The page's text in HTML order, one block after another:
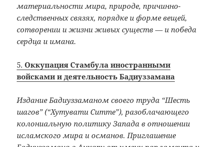
материальности мира, природе, причинно-
следственных связях, порядке и форме вещей,
сотворении и жизни живых существ — и победа
сердца и имана.
5.Оккупация Стамбула иностранными
войсками и деятельность Бадиуззамана
Издание Бадиуззаманом своего труда “Шесть
шагов” (“Хутувати Ситте”), разоблачающего
колониальную политику Запада в отношении
исламского мира и османов. Приглашение